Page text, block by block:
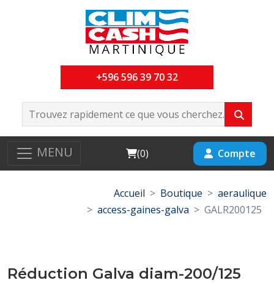
+596 596 39 70 32
MENU Cart
(0) Compte
Accueil Boutique
aeraulique
access-gaines-galva
GALR200125
Réduction Galva diam-200/125